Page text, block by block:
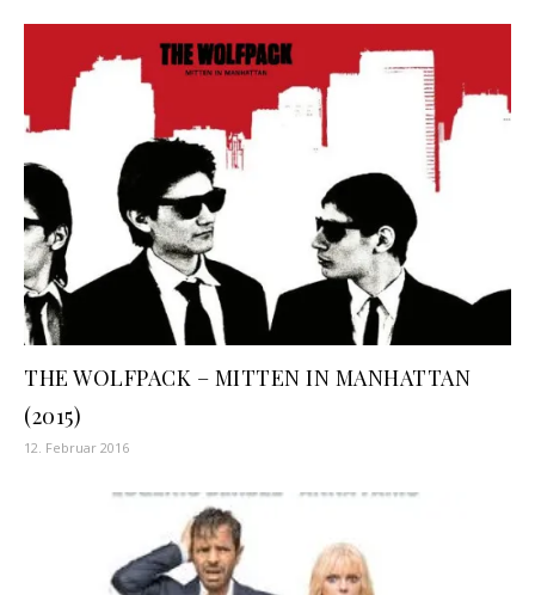
THE WOLFPACK – MITTEN IN MANHATTAN
(2015)
12. Februar 2016